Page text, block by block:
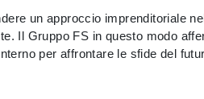
un approccio imprenditoriale
Il Gruppo FS in questo modo
per affrontare le sfide del